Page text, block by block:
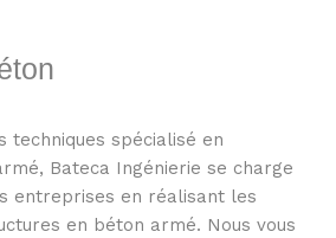
techniques spécialisé en
Bateca Ingénierie se charge
entreprises en réalisant les
en béton armé. Nous vous